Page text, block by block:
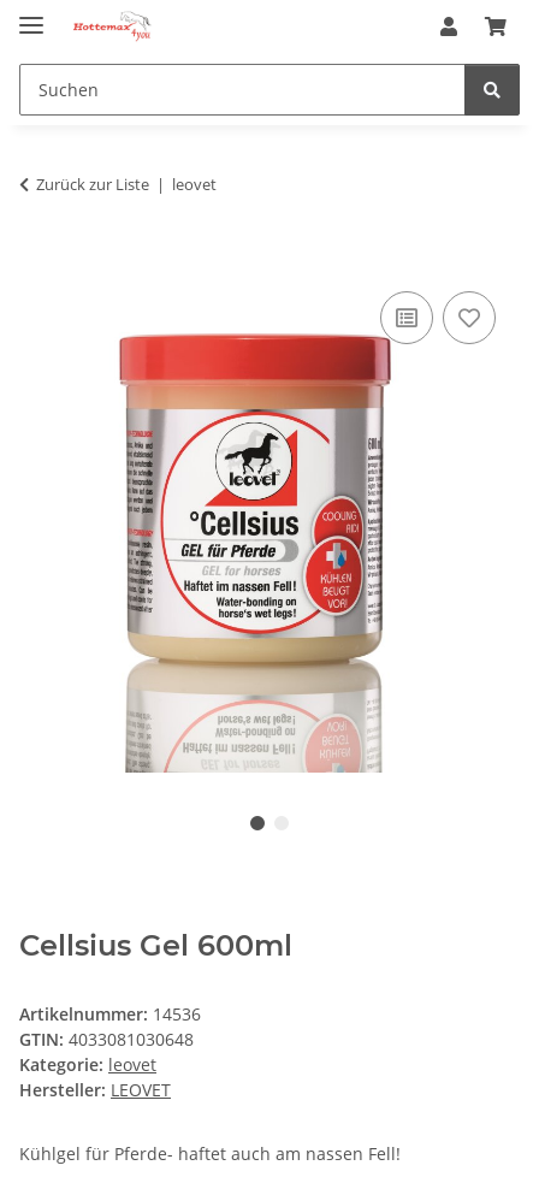
Zurück zur Liste leovet
Cellsius Gel 600ml
Artikelnummer: 14536
GTIN: 4033081030648
Kategorie: leovet
Hersteller: LEOVET
Kühlgel für Pferde- haftet auch am nassen Fell!